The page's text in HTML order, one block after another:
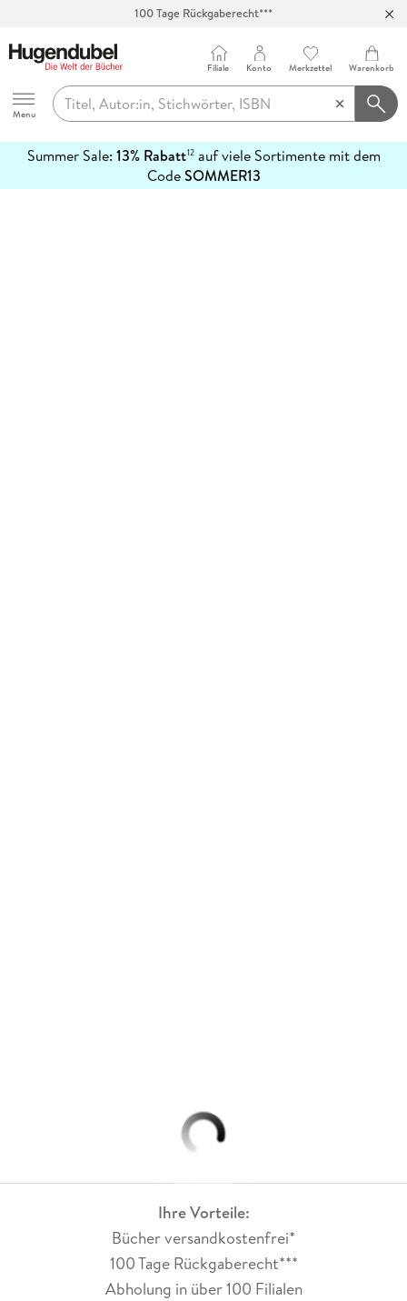
100 Tage Rückgaberecht***
Hugendubel
Menu
Filiale Konto Merkzettel Warenkorb
Summer Sale: 13% Rabatt12auf viele Sortimente mit dem
CodeSOMMER13
erfahren
Ihre Vorteile:
Bücher versandkostenfrei*
100 Tage Rückgaberecht***
Abholung in über 100 Filialen